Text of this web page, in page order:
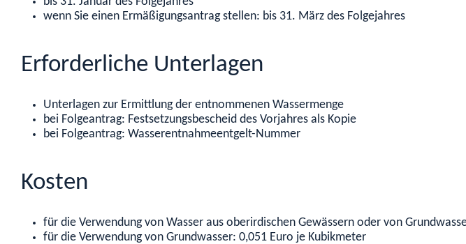
wenn Sie einen Ermäßigungsantrag stellen: bis 31. März des Folgejahres
Erforderliche Unterlagen
Unterlagen zur Ermittlung der entnommenen Wassermenge
bei Folgeantrag: Festsetzungsbescheid des Vorjahres als Kopie
bei Folgeantrag: Wasserentnahmeentgelt-Nummer
Kosten
für die Verwendung von Wasser aus oberirdischen Gewässern oder von
für die Verwendung von Grundwasser: 0,051 Euro je Kubikmeter